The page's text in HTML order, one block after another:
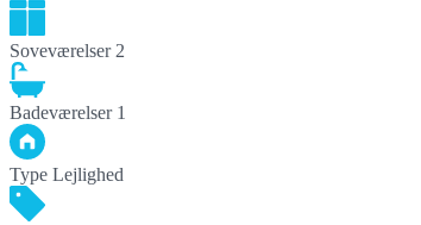
Soveværelser 2
Badeværelser 1
Type Lejlighed